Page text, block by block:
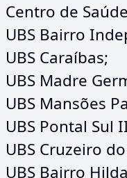
Centro de
UBS Bairro
UBS Caraíbas;
UBS Madre
UBS Mansões
UBS Pontal Sul
UBS Cruzeiro
UBS Bairro